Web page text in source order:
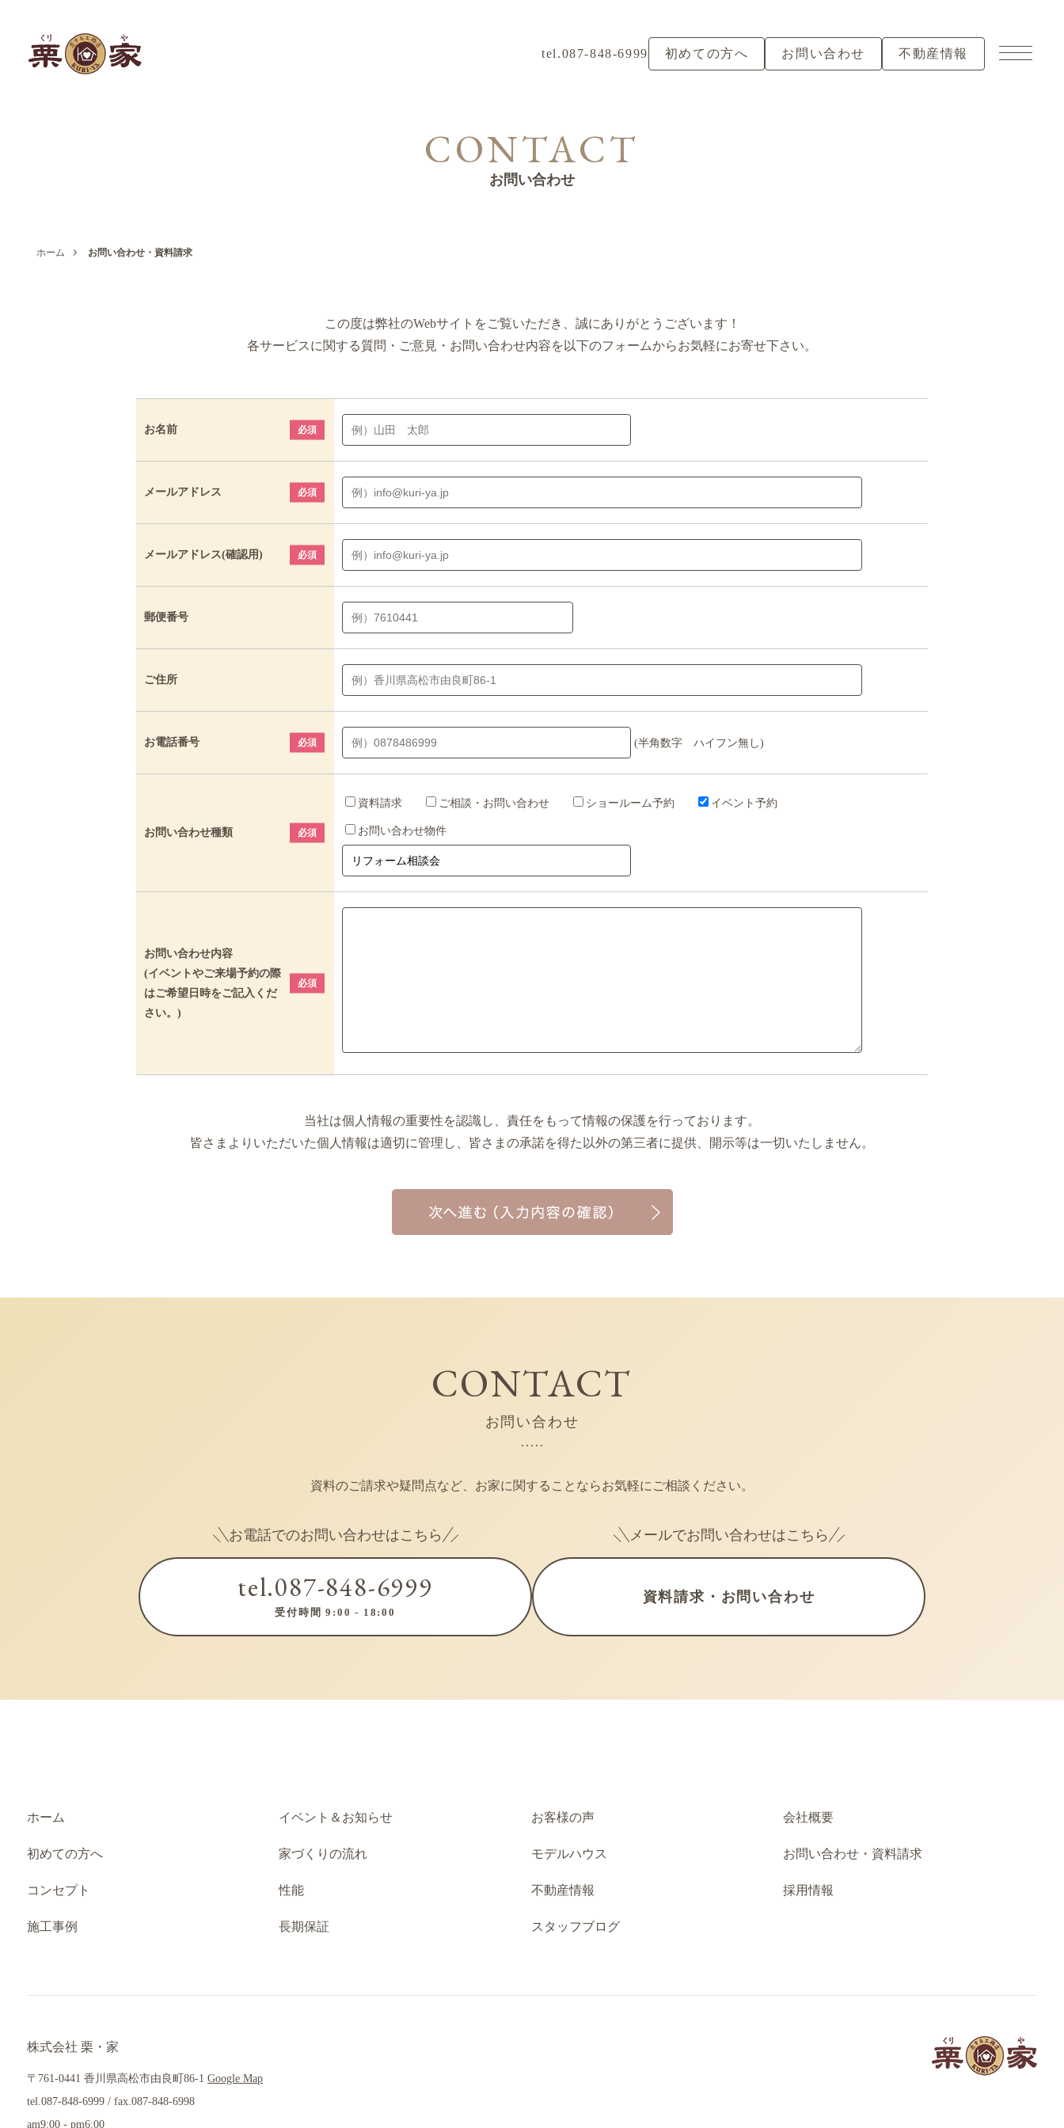
tel.087-848-6999 初めての方へ お問い合わせ 不動産情報
CONTACT
お問い合わせ
ホーム お問い合わせ・資料請求
この度は弊社のWebサイトをご覧いただき、誠にありがとうございます！
各サービスに関する質問・ご意見・お問い合わせ内容を以下のフォームからお気軽にお寄せ下さい。
お名前 必須
メールアドレス 必須
メールアドレス(確認用) 必須
郵便番号
ご住所
お電話番号 必須 (半角数字 ハイフン無し)
お問い合わせ種類 必須
資料請求 ご相談・お問い合わせ ショールーム予約 イベント予約
お問い合わせ物件
お問い合わせ内容
(イベントやご来場予約の際
はご希望日時をご記入くだ
さい。)
必須
当社は個人情報の重要性を認識し、責任をもって情報の保護を行っております。
皆さまよりいただいた個人情報は適切に管理し、皆さまの承諾を得た以外の第三者に提供、開示等は一切いたしません。
CONTACT
お問い合わせ
資料のご請求や疑問点など、お家に関することならお気軽にご相談ください。
お電話でのお問い合わせはこちら
tel.087-848-6999
受付時間 9:00 - 18:00
メールでお問い合わせはこちら
資料請求・お問い合わせ
ホーム
初めての方へ
コンセプト
施工事例
イベント＆お知らせ
家づくりの流れ
性能
長期保証
お客様の声
モデルハウス
不動産情報
スタッフブログ
会社概要
お問い合わせ・資料請求
採用情報
株式会社 栗・家
〒761-0441 香川県高松市由良町86-1 Google Map
tel.087-848-6999 / fax.087-848-6998
am9:00 - pm6:00